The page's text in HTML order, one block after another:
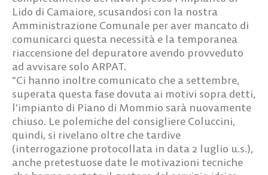
Lido di Camaiore, scusandosi con la nostra
Amministrazione Comunale per aver mancato di
comunicarci questa necessità e la temporanea
riaccensione del depuratore avendo provveduto
ad avvisare solo ARPAT.
“Ci hanno inoltre comunicato che a settembre,
superata questa fase dovuta ai motivi sopra detti,
l’impianto di Piano di Mommio sarà nuovamente
chiuso. Le polemiche del consigliere Coluccini,
quindi, si rivelano oltre che tardive
(interrogazione protocollata in data 2 luglio u.s.),
anche pretestuose date le motivazioni tecniche